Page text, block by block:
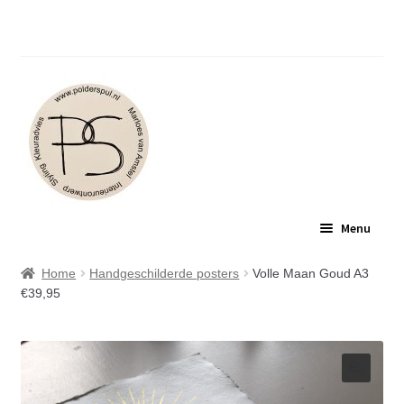
naar
navigatie
de
inhoud
Menu
POLDERSPUL
WORKSHOPS
Home Handgeschilderde posters
Volle Maan Goud A3
€39,95